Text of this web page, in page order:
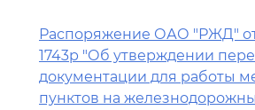
Распоряжение ОАО "РЖД" от
1743р "Об утверждении
документации для работы
пунктов на